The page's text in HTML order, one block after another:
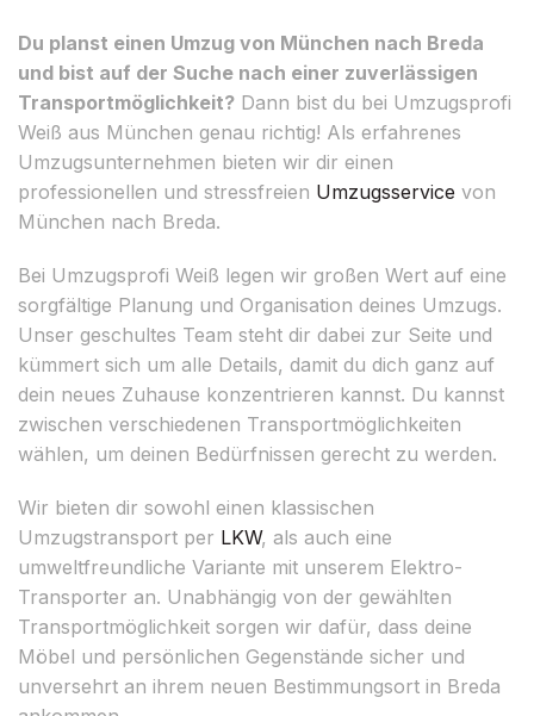
Du planst einen Umzug von München nach Breda
und bist auf der Suche nach einer zuverlässigen
Transportmöglichkeit? Dann bist du bei Umzugsprofi
Weiß aus München genau richtig! Als erfahrenes
Umzugsunternehmen bieten wir dir einen
professionellen und stressfreien Umzugsservice von
München nach Breda.
Bei Umzugsprofi Weiß legen wir großen Wert auf eine
sorgfältige Planung und Organisation deines Umzugs.
Unser geschultes Team steht dir dabei zur Seite und
kümmert sich um alle Details, damit du dich ganz auf
dein neues Zuhause konzentrieren kannst. Du kannst
zwischen verschiedenen Transportmöglichkeiten
wählen, um deinen Bedürfnissen gerecht zu werden.
Wir bieten dir sowohl einen klassischen
Umzugstransport per LKW, als auch eine
umweltfreundliche Variante mit unserem Elektro-
Transporter an. Unabhängig von der gewählten
Transportmöglichkeit sorgen wir dafür, dass deine
Möbel und persönlichen Gegenstände sicher und
unversehrt an ihrem neuen Bestimmungsort in Breda